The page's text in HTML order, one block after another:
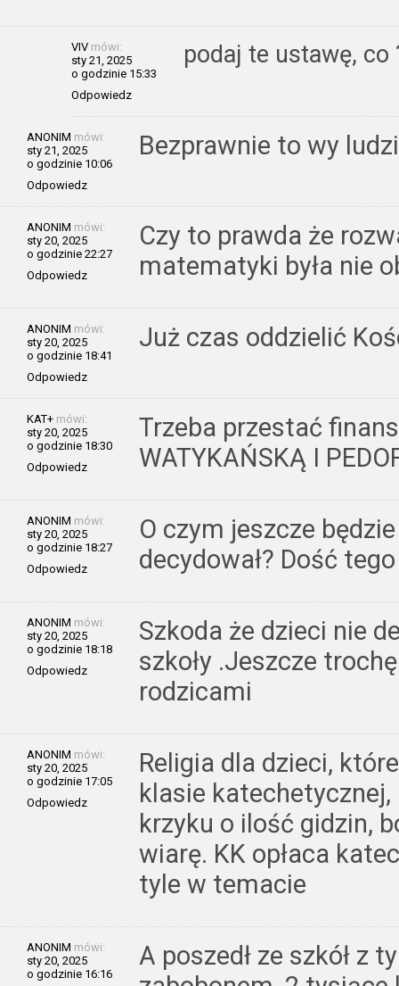
VIV mówi:
sty 21, 2025
o godzinie 15:33
Odpowiedz
podaj te ustawę, co
ANONIM mówi:
sty 21, 2025
o godzinie 10:06
Odpowiedz
Bezprawnie to wy
ANONIM mówi:
sty 20, 2025
o godzinie 22:27
Odpowiedz
Czy to prawda że
matematyki była nie
ANONIM mówi:
sty 20, 2025
o godzinie 18:41
Odpowiedz
Już czas oddzielić
KAT+ mówi:
sty 20, 2025
o godzinie 18:30
Odpowiedz
Trzeba przestać
WATYKAŃSKĄ I
ANONIM mówi:
sty 20, 2025
o godzinie 18:27
Odpowiedz
O czym jeszcze
decydował? Dość
ANONIM mówi:
sty 20, 2025
o godzinie 18:18
Odpowiedz
Szkoda że dzieci nie
szkoły .Jeszcze
rodzicami
ANONIM mówi:
sty 20, 2025
o godzinie 17:05
Odpowiedz
Religia dla dzieci,
klasie
krzyku o ilość gidzin,
wiarę. KK opłaca
tyle w temacie
ANONIM mówi:
sty 20, 2025
o godzinie 16:16
A poszedł ze szkół z